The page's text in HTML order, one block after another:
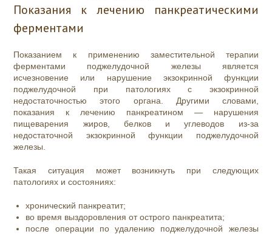
Показания к лечению панкреатическими
ферментами
Показанием к применению заместительной терапии
ферментами поджелудочной железы является
исчезновение или нарушение экзокринной функции
поджелудочной при патологиях с экзокринной
недостаточностью этого органа. Другими словами,
показания к лечению панкреатином — нарушения
пищеварения жиров, белков и углеводов из-за
недостаточной экзокринной функции поджелудочной
железы.
Такая ситуация может возникнуть при следующих
патологиях и состояниях:
хронический панкреатит;
во время выздоровления от острого панкреатита;
после операции по удалению поджелудочной железы